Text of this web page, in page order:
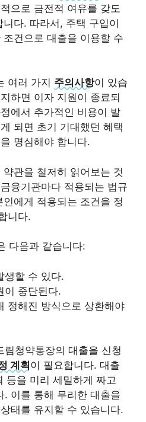
으로 금전적 여유를 갖도
다. 따라서, 주택 구입이
건으로 대출을 이용할 수
여러 가지 주의사항이 있습
하면 이자 지원이 종료되
에서 추가적인 비용이 발
되면 초기 기대했던 혜택
명심해야 합니다.
관을 철저히 읽어보는 것
융기관마다 적용되는 법규
에게 적용되는 조건을 정
니다.
다음과 같습니다:
생할 수 있다.
이 중단된다.
정해진 방식으로 상환해야
림청약통장의 대출을 신청
계획 이 필요합니다. 대출
등을 미리 세밀하게 짜고
. 이를 통해 무리한 대출을
태를 유지할 수 있습니다.